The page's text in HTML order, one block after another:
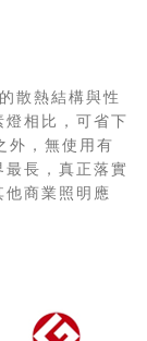
散熱結構與性
相比，可省下
外，無使用有
長，真正落實
商業照明應